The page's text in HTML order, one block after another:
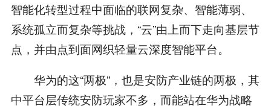
智能化转型过程中面临的联网复杂、智能薄弱、
系统孤立而复杂等挑战，“云”由上而下走向基层节
点，并由点到面网织轻量云深度智能平台。
华为的这“两极”，也是安防产业链的两极，其
中平台层传统安防玩家不多，而能站在华为战略